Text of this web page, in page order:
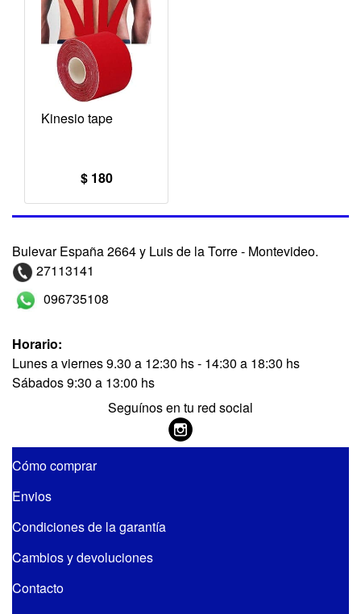
Kinesio tape
$ 180
Bulevar España 2664 y Luis de la Torre - Montevideo.
27113141
096735108
Horario:
Lunes a viernes 9.30 a 12:30 hs - 14:30 a 18:30 hs
Sábados 9:30 a 13:00 hs
Seguínos en tu red social
Cómo comprar
Envios
Condiciones de la garantía
Cambios y devoluciones
Contacto